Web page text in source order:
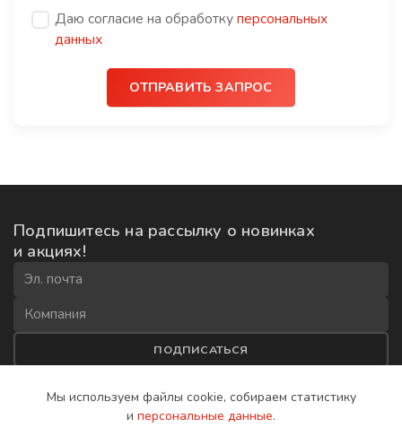
Даю согласие на обработкуперсональных
данных
ОТПРАВИТЬ ЗАПРОС
Подпишитесь на рассылку о новинках
и акциях!
ПОДПИСАТЬСЯ
рассылки
Мы используем файлы cookie, собираем статистику
и персональные данные.